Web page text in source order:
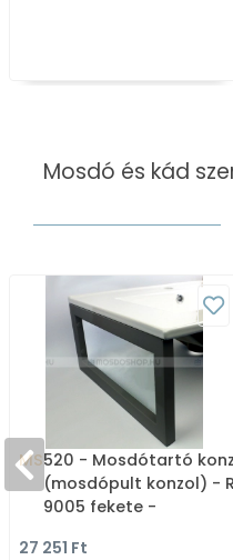
Mosdó és kád
MS520 - Mosdótartó
(mosdópult konzol) -
9005 fekete -
27 251 Ft